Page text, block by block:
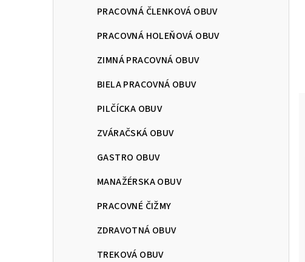
PRACOVNÁ ČLENKOVÁ OBUV
PRACOVNÁ HOLEŇOVÁ OBUV
ZIMNÁ PRACOVNÁ OBUV
BIELA PRACOVNÁ OBUV
PILČÍCKA OBUV
ZVÁRAČSKÁ OBUV
GASTRO OBUV
MANAŽÉRSKA OBUV
PRACOVNÉ ČIŽMY
ZDRAVOTNÁ OBUV
TREKOVÁ OBUV